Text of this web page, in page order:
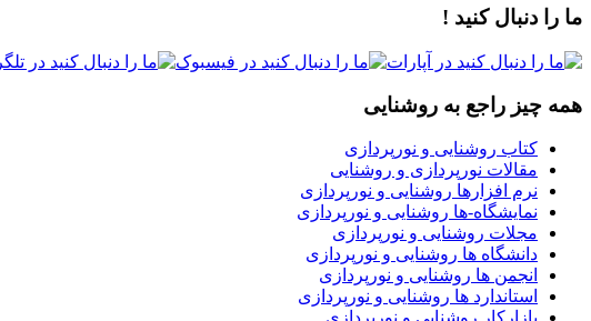
ما را دنبال کنید !
همه چیز راجع به روشنایی
کتاب روشنایی و نورپردازی
مقالات نورپردازی و روشنایی
نرم افزارها روشنایی و نورپردازی
نمایشگاه-ها روشنایی و نورپردازی
مجلات روشنایی و نورپردازی
دانشگاه ها روشنایی و نورپردازی
انجمن ها روشنایی و نورپردازی
استاندارد ها روشنایی و نورپردازی